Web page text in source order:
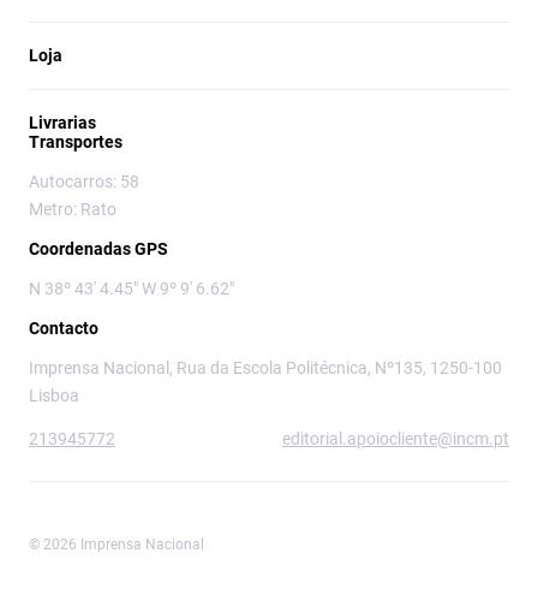
Loja
Livrarias
Transportes
Autocarros: 58
Metro: Rato
Coordenadas GPS
N 38º 43' 4.45" W 9º 9' 6.62"
Contacto
Imprensa Nacional, Rua da Escola Politécnica, Nº135, 1250-100
Lisboa
213945772 editorial.apoiocliente@incm.pt
© 2026 Imprensa Nacional